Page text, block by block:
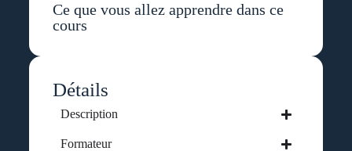
Ce que vous allez apprendre dans ce
cours
Détails
Description
Formateur